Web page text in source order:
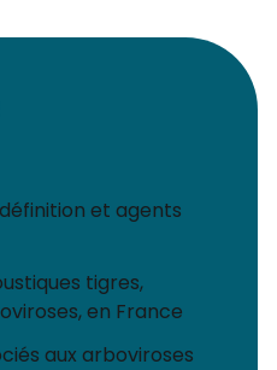
et agents
tigres,
en France
aux arboviroses